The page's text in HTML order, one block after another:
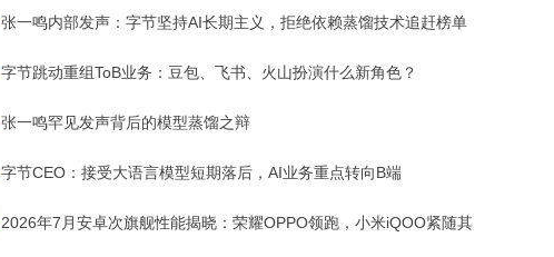
张一鸣内部发声：字节坚持AI长期主义，拒绝依赖蒸馏技术追赶榜单
字节跳动重组ToB业务：豆包、飞书、火山扮演什么新角色？
张一鸣罕见发声背后的模型蒸馏之辩
字节CEO：接受大语言模型短期落后，AI业务重点转向B端
2026年7月安卓次旗舰性能揭晓：荣耀OPPO领跑，小米iQOO紧随其